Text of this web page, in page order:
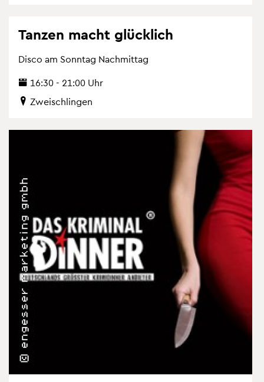
Tan­zen macht glück­lich
Disco am Sonn­tag Nach­mit­tag
16:30 - 21:00 Uhr
Zwei­sch­lin­gen